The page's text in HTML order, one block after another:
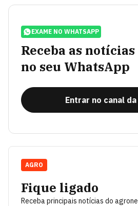
EXAME NO WHATSAPP
Receba as notícias
no seu WhatsApp
Entrar no canal da
Fique ligado
Receba principais notícias do
AGRO